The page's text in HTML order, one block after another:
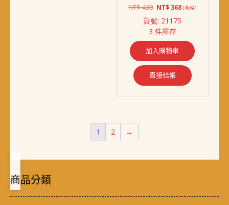
NT$438 原
價
格：
NT$ 438。
NT$ 368目
NT$ 368。
(含稅)
貨號: 21175
3 件庫存
加入購物車
直接結帳
1 2 →
商品分類